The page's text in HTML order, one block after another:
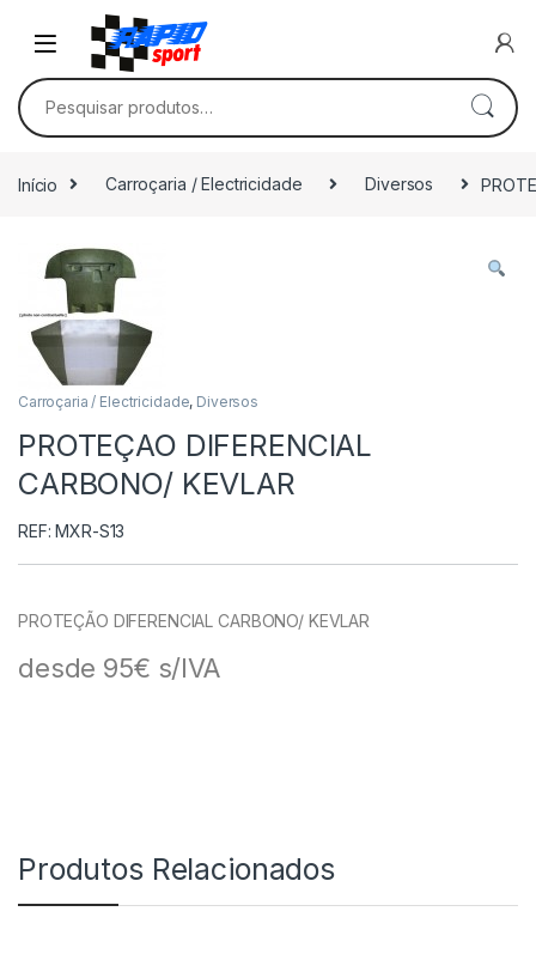
Skip to navigation
Skip to content
Pesquisar por:
Início Carroçaria / Electricidade Diversos
Carroçaria / Electricidade, Diversos
PROTEÇAO DIFERENCIAL
CARBONO/ KEVLAR
REF: MXR-S13
PROTEÇÃO DIFERENCIAL CARBONO/ KEVLAR
desde 95€ s/IVA
Produtos Relacionados